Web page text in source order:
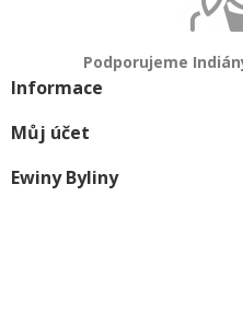
Podporujeme
Informace
Můj účet
Ewiny Byliny